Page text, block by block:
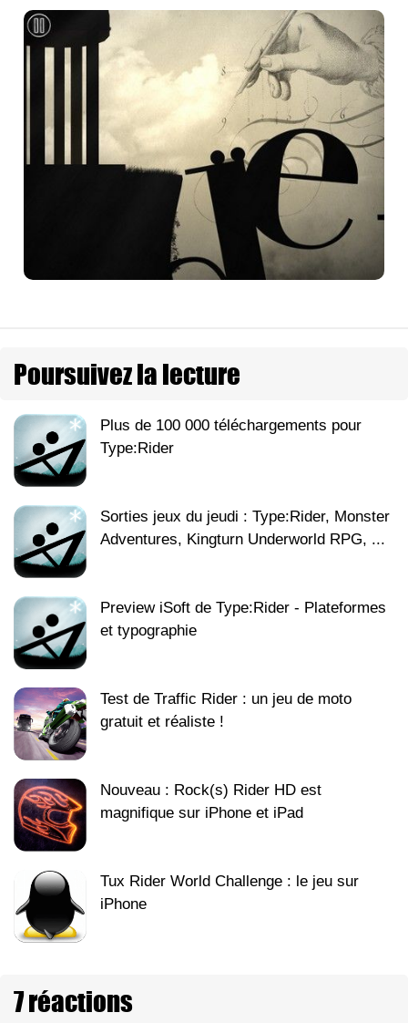
Poursuivez la lecture
Plus de 100 000 téléchargements pour
Type:Rider
Sorties jeux du jeudi : Type:Rider, Monster
Adventures, Kingturn Underworld RPG, ...
Preview iSoft de Type:Rider - Plateformes
et typographie
Test de Traffic Rider : un jeu de moto
gratuit et réaliste !
Nouveau : Rock(s) Rider HD est
magnifique sur iPhone et iPad
Tux Rider World Challenge : le jeu sur
iPhone
7 réactions